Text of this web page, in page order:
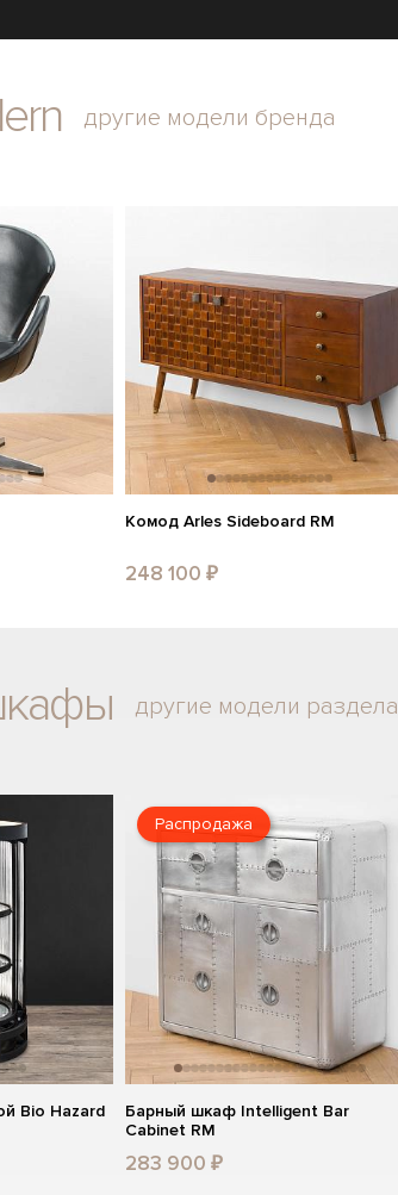
другие модели бренда
Комод Arles Sideboard RM
248 100 ₽
другие модели раздела
Bio Hazard
Распродажа
Барный шкаф Intelligent Bar
Cabinet RM
283 900 ₽